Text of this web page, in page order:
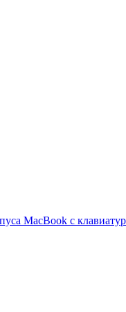
MacBook с